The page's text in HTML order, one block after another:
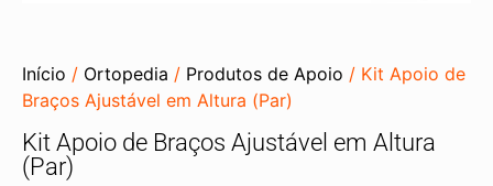
Início / Ortopedia / Produtos de Apoio / Kit Apoio de
Braços Ajustável em Altura (Par)
Kit Apoio de Braços Ajustável em Altura
(Par)